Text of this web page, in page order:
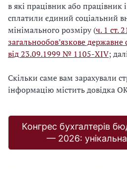
в які працівник або працівник
сплатили єдиний соціальний
мінімального розміру (ч. 1 ст.
загальнообов’язкове державне
від 23.09.1999 № 1105-XIV;
Скільки саме вам зарахували
інформацію містить довідка
Конгрес бухгалтерів
— 2026: